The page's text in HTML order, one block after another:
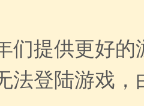
们提供更好
法登陆游戏